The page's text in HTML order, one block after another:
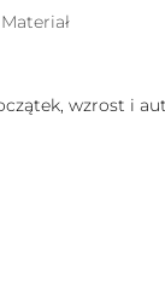
Materiał
wzrost i